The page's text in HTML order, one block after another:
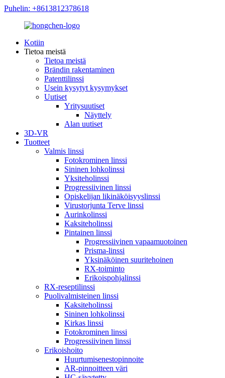
Puhelin: +8613812378618
Kotiin
Tietoa meistä
Tietoa meistä
Brändin rakentaminen
Patenttilinssi
Usein kysytyt kysymykset
Uutiset
Yritysuutiset
Näyttely
Alan uutiset
3D-VR
Tuotteet
Valmis linssi
Fotokrominen linssi
Sininen lohkolinssi
Yksiteholinssi
Progressiivinen linssi
Opiskelijan likinäköisyyslinssi
Virustorjunta Terve linssi
Aurinkolinssi
Kaksiteholinssi
Pintainen linssi
Progressiivinen vapaamuotoinen
Prisma-linssi
Yksinäköinen suuritehoinen
RX-toiminto
Erikoispohjalinssi
RX-reseptilinssi
Puolivalmisteinen linssi
Kaksiteholinssi
Sininen lohkolinssi
Kirkas linssi
Fotokrominen linssi
Progressiivinen linssi
Erikoishoito
Huurtumisenestopinnoite
AR-pinnoitteen väri